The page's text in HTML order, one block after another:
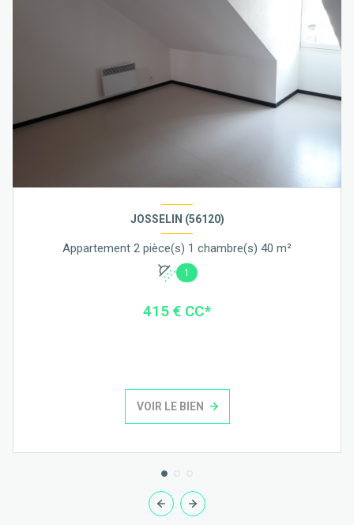
JOSSELIN (56120)
Appartement 2 pièce(s) 1 chambre(s) 40 m²
1
415 € CC*
VOIR LE BIEN